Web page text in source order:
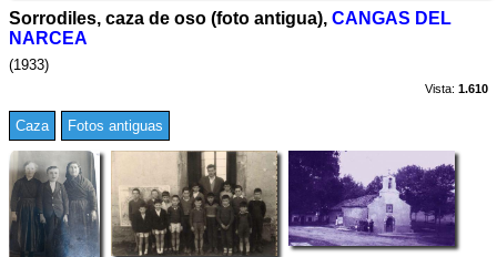
Sorrodiles, caza de oso (foto antigua), CANGAS DEL
NARCEA
(1933)
Vista: 1.610
Caza Fotos antiguas